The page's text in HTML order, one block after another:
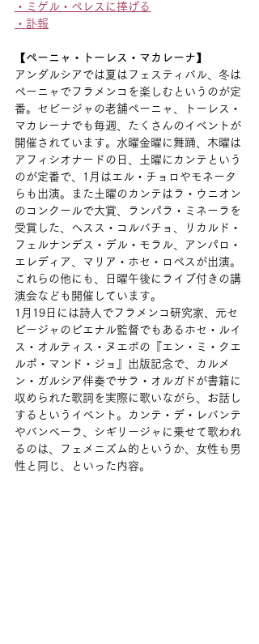
・ミゲル・ペレスに捧げる
・訃報
【ペーニャ・トーレス・マカレーナ】
アンダルシアでは夏はフェスティバル、冬は
ペーニャでフラメンコを楽しむというのが定
番。セビージャの老舗ペーニャ、トーレス・
マカレーナでも毎週、たくさんのイベントが
開催されています。水曜金曜に舞踊、木曜は
アフィシオナードの日、土曜にカンテという
のが定番で、1月はエル・チョロやモネータ
らも出演。また土曜のカンテはラ・ウニオン
のコンクールで大賞、ランパラ・ミネーラを
受賞した、ヘスス・コルバチョ、リカルド・
フェルナンデス・デル・モラル、アンパロ・
エレディア、マリア・ホセ・ロペスが出演。
これらの他にも、日曜午後にライブ付きの講
演会なども開催しています。
1月19日には詩人でフラメンコ研究家、元セ
ビージャのビエナル監督でもあるホセ・ルイ
ス・オルティス・ヌエボの『エン・ミ・クエ
ルポ・マンド・ジョ』出版記念で、カルメ
ン・ガルシア伴奏でサラ・オルガドが書籍に
収められた歌詞を実際に歌いながら、お話し
するというイベント。カンテ・デ・レバンテ
やバンベーラ、シギリージャに乗せて歌われ
るのは、フェメニズム的というか、女性も男
性と同じ、といった内容。